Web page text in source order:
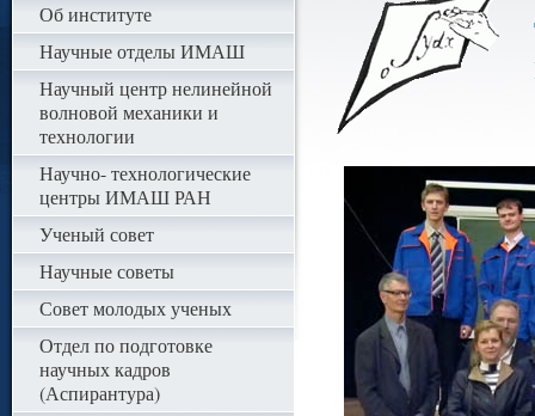
Об институте
Научные отделы ИМАШ
Научный центр нелинейной
волновой механики и
технологии
Научно- технологические
центры ИМАШ РАН
Ученый совет
Научные советы
Совет молодых ученых
Отдел по подготовке
научных кадров
(Аспирантура)